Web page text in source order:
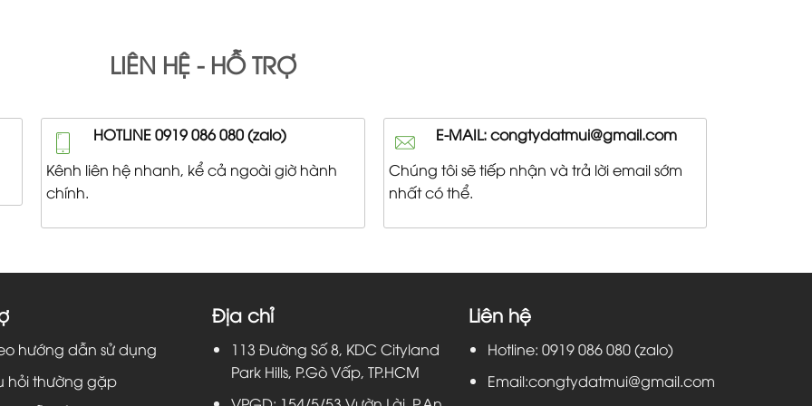
LIÊN HỆ - HỖ TRỢ
HOTLINE 0919 086 080 (zalo)
Kênh liên hệ nhanh, kể cả ngoài giờ hành
chính.
E-MAIL: congtydatmui@gmail.com
Chúng tôi sẽ tiếp nhận và trả lời email sớm
nhất có thể.
hướng dẫn sử dụng
hỏi thường gặp
Địa chỉ
113 Đường Số 8, KDC Cityland
Park Hills, P.Gò Vấp, TP.HCM
Liên hệ
Hotline: 0919 086 080 (zalo)
Email:congtydatmui@gmail.com